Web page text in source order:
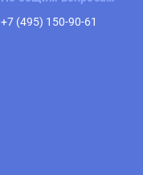
+7 (495) 150-90-61